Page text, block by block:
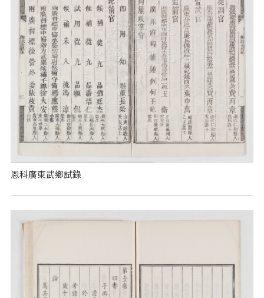
恩科廣東武鄉試錄